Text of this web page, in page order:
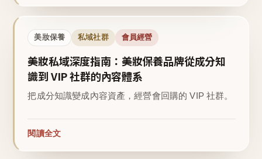
美妝保養 私域社群 會員經營
美妝私域深度指南：美妝保養品牌從成分知
識到 VIP 社群的內容體系
把成分知識變成內容資產，經營會回購的 VIP 社群。
閱讀全文